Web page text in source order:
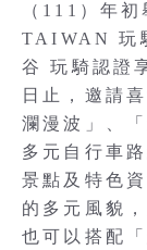
（111）年
TAIWAN 玩
谷 玩騎認證
日止，邀請
瀾漫波」、
多元自行車
景點及特色
的多元風貌
也可以搭配